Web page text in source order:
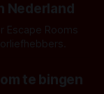
Nederland
Escape Rooms
te bingen